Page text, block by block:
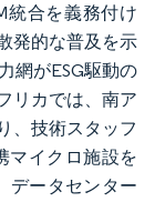
統合を義務付け
発的な普及を示
網がESG駆動の
リカでは、南ア
、技術スタッフ
マイクロ施設を
データセンター